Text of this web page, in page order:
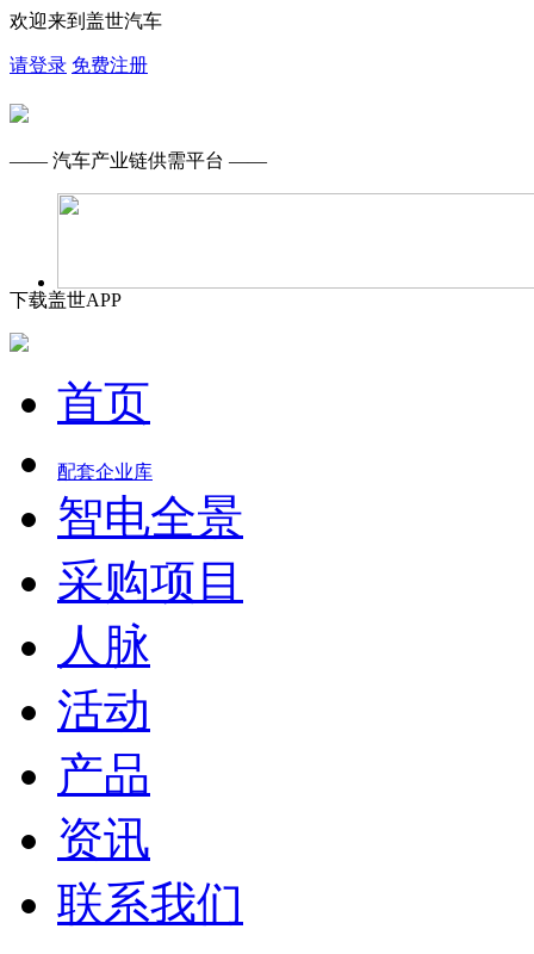
欢迎来到盖世汽车
请登录 免费注册
—— 汽车产业链供需平台 ——
下载盖世APP
首页
配套企业库
智电全景
采购项目
人脉
活动
产品
资讯
联系我们